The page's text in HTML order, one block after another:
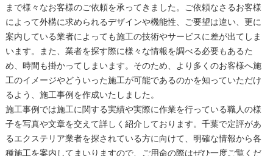
まで様々なお客様のご依頼を承ってきました。ご依頼なさるお客様
によって外構に求められるデザインや機能性、ご要望は違い、更に
案内している業者によっても施工の技術やサービスに差が出てしま
います。また、業者を探す際に様々な情報を調べる必要もあるた
め、時間も掛かってしまいます。そのため、より多くのお客様へ施
工のイメージやどういった施工が可能であるのかを知っていただけ
るよう、施工事例を作成いたしました。
施工事例では施工に関する実績や実際に作業を行っている職人の様
子を写真や文章を交えて詳しく紹介しております。千葉で定評があ
るエクステリア業者を探されている方に向けて、明確な情報から各
種施工を案内してまいりますので、ご用命の際はぜひ一度ご覧くだ